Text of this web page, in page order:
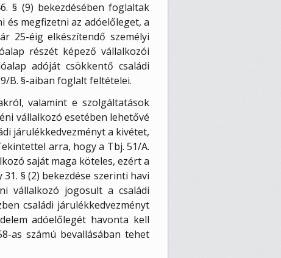
§ (9) bekezdésében foglaltak
és megfizetni az adóelőleget, a
25-éig elkészítendő személyi
részét képező vállalkozói
adóját csökkentő családi
B. §-aiban foglalt feltételei.
valamint e szolgáltatások
vállalkozó esetében lehetővé
járulékkedvezményt a kivétet,
arra, hogy a Tbj. 51/A.
saját maga köteles, ezért a
§ (2) bekezdése szerinti havi
vállalkozó jogosult a családi
családi járulékkedvezményt
adóelőlegét havonta kell
as számú bevallásában tehet